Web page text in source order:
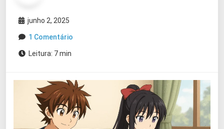
junho 2, 2025
1 Comentário
Leitura: 7 min